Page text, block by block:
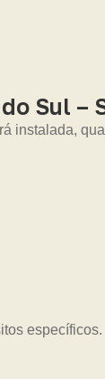
Sul –
instalada,
específicos.